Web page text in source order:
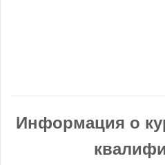
Информация о